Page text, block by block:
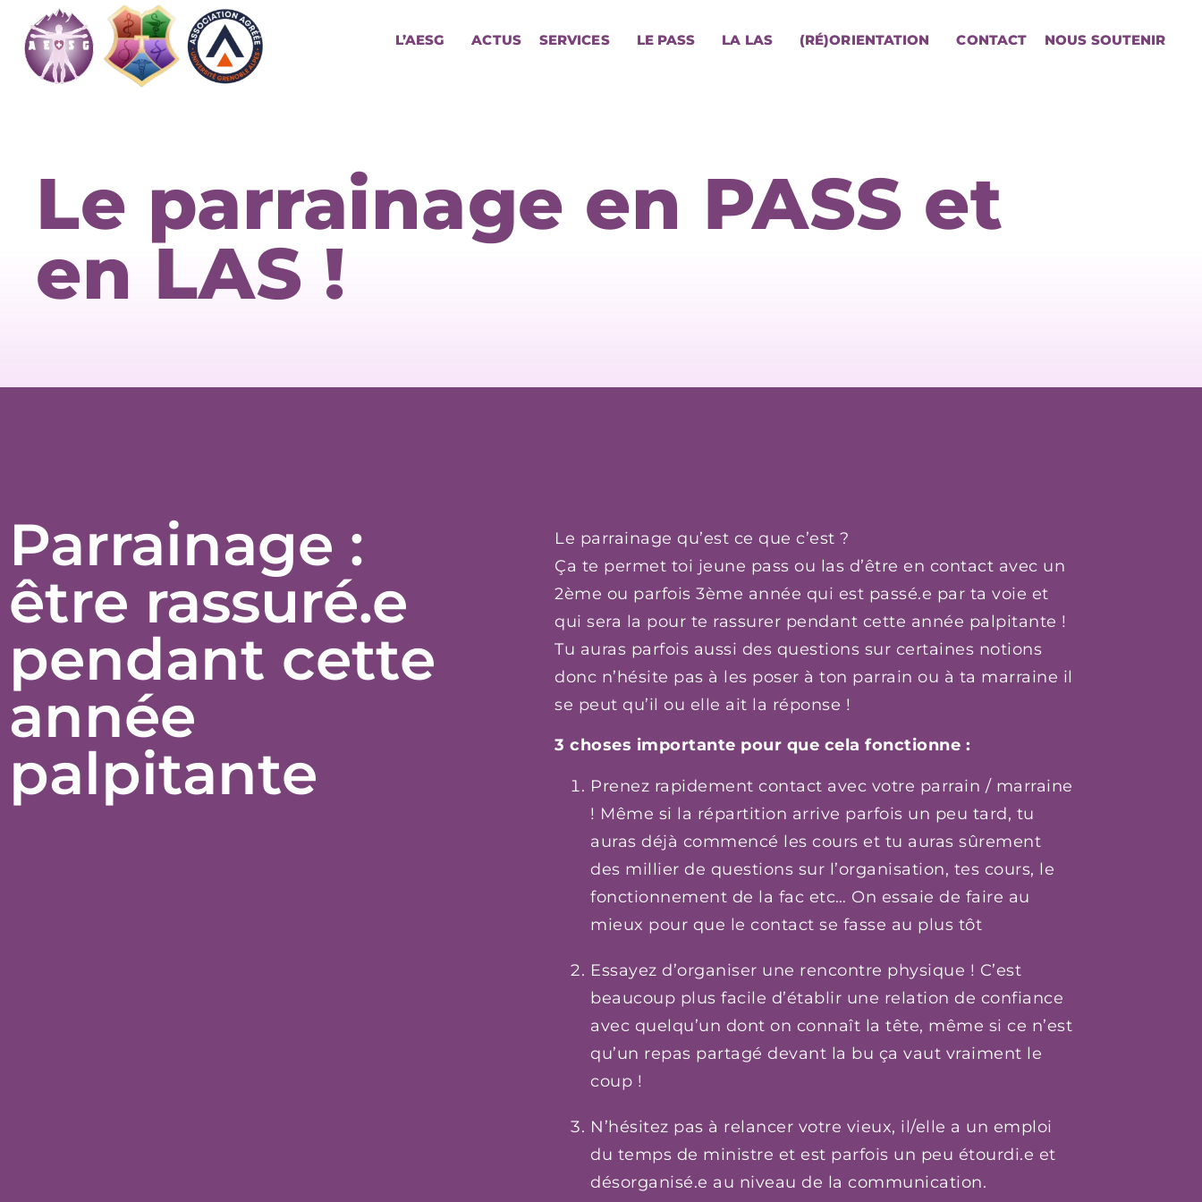
L’AESG ACTUS SERVICES LE PASS LA LAS (RÉ)ORIENTATION CONTACT NOUS SOUTENIR
Le parrainage en PASS et
en LAS !
Parrainage :
être rassuré.e
pendant cette
année
palpitante
Le parrainage qu’est ce que c’est ?
Ça te permet toi jeune pass ou las d’être en contact avec un
2ème ou parfois 3ème année qui est passé.e par ta voie et
qui sera la pour te rassurer pendant cette année palpitante !
Tu auras parfois aussi des questions sur certaines notions
donc n’hésite pas à les poser à ton parrain ou à ta marraine il
se peut qu’il ou elle ait la réponse !
3 choses importante pour que cela fonctionne :
Prenez rapidement contact avec votre parrain / marraine
! Même si la répartition arrive parfois un peu tard, tu
auras déjà commencé les cours et tu auras sûrement
des millier de questions sur l’organisation, tes cours, le
fonctionnement de la fac etc… On essaie de faire au
mieux pour que le contact se fasse au plus tôt
Essayez d’organiser une rencontre physique ! C’est
beaucoup plus facile d’établir une relation de confiance
avec quelqu’un dont on connaît la tête, même si ce n’est
qu’un repas partagé devant la bu ça vaut vraiment le
coup !
N’hésitez pas à relancer votre vieux, il/elle a un emploi
du temps de ministre et est parfois un peu étourdi.e et
désorganisé.e au niveau de la communication.